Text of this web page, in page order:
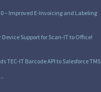
– Improved E-Invoicing and Labeling
Device Support for Scan-IT to Office!
TEC-IT Barcode API to Salesforce TMS